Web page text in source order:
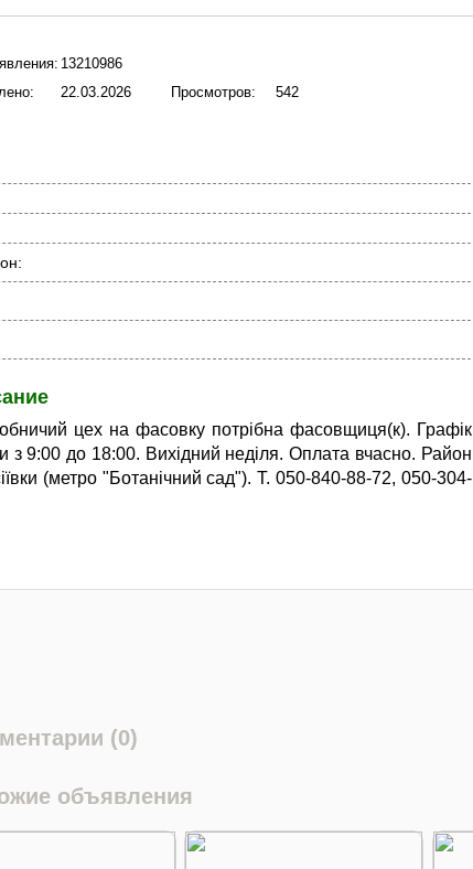
13210986
22.03.2026 Просмотров: 542
цех на фасовку потрібна фасовщиця(к). Графік
з 9:00 до 18:00. Вихідний неділя. Оплата вчасно. Район
(метро "Ботанічний сад"). Т. 050-840-88-72, 050-304-
(0)
объявления